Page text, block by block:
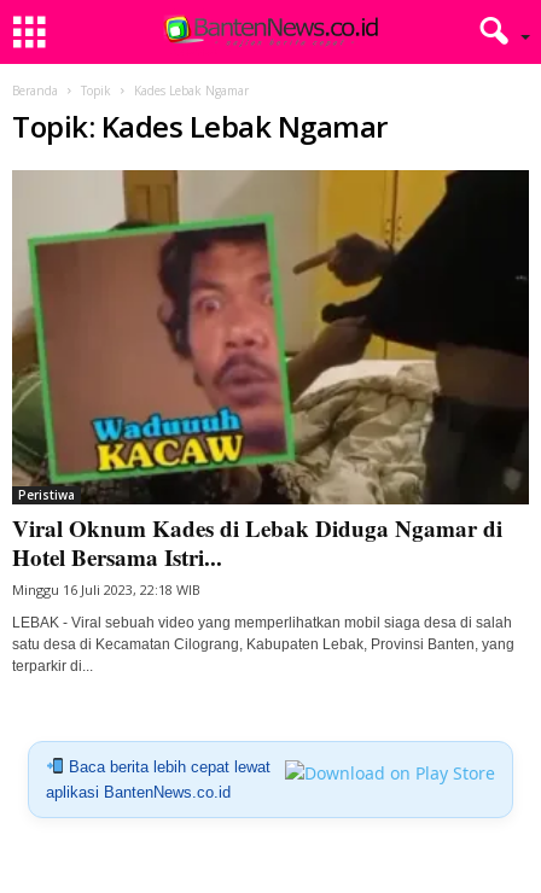
Beranda Topik Kades Lebak Ngamar
Topik: Kades Lebak Ngamar
Peristiwa
Viral Oknum Kades di Lebak Diduga Ngamar di
Hotel Bersama Istri...
Minggu 16 Juli 2023, 22:18 WIB
LEBAK - Viral sebuah video yang memperlihatkan mobil siaga desa di salah
satu desa di Kecamatan Cilograng, Kabupaten Lebak, Provinsi Banten, yang
terparkir di...
Baca berita lebih cepat lewat
aplikasi BantenNews.co.id